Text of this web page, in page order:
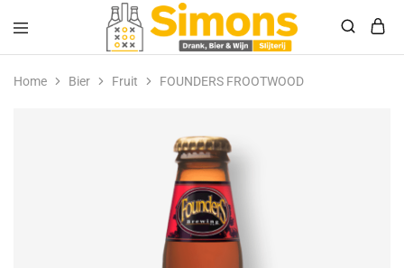
Simonsdrank.nl
Drank,
Bier
&
Home Bier Fruit FOUNDERS FROOTWOOD